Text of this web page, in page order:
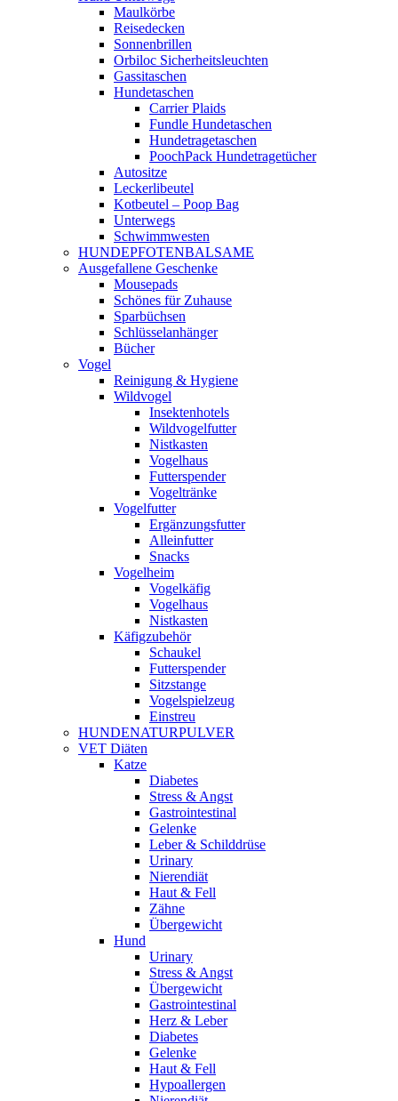
Maulkörbe
Reisedecken
Sonnenbrillen
Orbiloc Sicherheitsleuchten
Gassitaschen
Hundetaschen
Carrier Plaids
Fundle Hundetaschen
Hundetragetaschen
PoochPack Hundetragetücher
Autositze
Leckerlibeutel
Kotbeutel – Poop Bag
Unterwegs
Schwimmwesten
HUNDEPFOTENBALSAME
Ausgefallene Geschenke
Mousepads
Schönes für Zuhause
Sparbüchsen
Schlüsselanhänger
Bücher
Vogel
Reinigung & Hygiene
Wildvogel
Insektenhotels
Wildvogelfutter
Nistkasten
Vogelhaus
Futterspender
Vogeltränke
Vogelfutter
Ergänzungsfutter
Alleinfutter
Snacks
Vogelheim
Vogelkäfig
Vogelhaus
Nistkasten
Käfigzubehör
Schaukel
Futterspender
Sitzstange
Vogelspielzeug
Einstreu
HUNDENATURPULVER
VET Diäten
Katze
Diabetes
Stress & Angst
Gastrointestinal
Gelenke
Leber & Schilddrüse
Urinary
Nierendiät
Haut & Fell
Zähne
Übergewicht
Hund
Urinary
Stress & Angst
Übergewicht
Gastrointestinal
Herz & Leber
Diabetes
Gelenke
Haut & Fell
Hypoallergen